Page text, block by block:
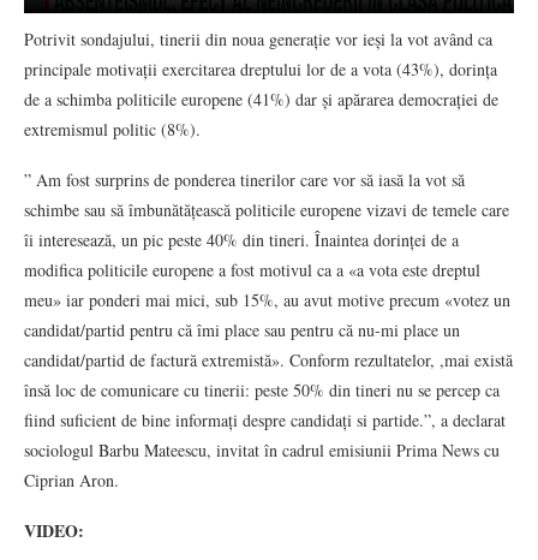
Potrivit sondajului, tinerii din noua generație vor ieși la vot având ca
principale motivații exercitarea dreptului lor de a vota (43%), dorința
de a schimba politicile europene (41%) dar și apărarea democrației de
extremismul politic (8%).
” Am fost surprins de ponderea tinerilor care vor să iasă la vot să
schimbe sau să îmbunătățească politicile europene vizavi de temele care
îi interesează, un pic peste 40% din tineri. Înaintea dorinței de a
modifica politicile europene a fost motivul ca a «a vota este dreptul
meu» iar ponderi mai mici, sub 15%, au avut motive precum «votez un
candidat/partid pentru că îmi place sau pentru că nu-mi place un
candidat/partid de factură extremistă». Conform rezultatelor, ,mai există
însă loc de comunicare cu tinerii: peste 50% din tineri nu se percep ca
fiind suficient de bine informați despre candidați si partide.”, a declarat
sociologul Barbu Mateescu, invitat în cadrul emisiunii Prima News cu
Ciprian Aron.
VIDEO: